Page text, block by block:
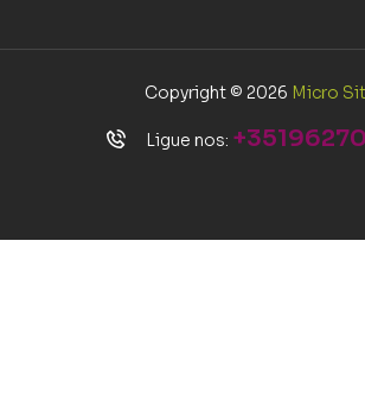
Copyright © 2026 Micro
Ligue nos: